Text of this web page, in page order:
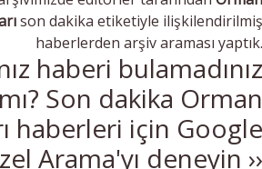
son dakika etiketiyle ilişkilendirilmiş
haberlerden arşiv araması yaptık.
haberi bulamadınız
mı? Son dakika Orman
haberleri için Google
Arama'yı deneyin ››